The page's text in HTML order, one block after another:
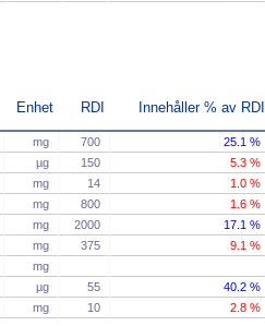
Enhet RDI Innehåller % av RDI
mg 700 25.1 %
µg 150 5.3 %
mg 14 1.0 %
mg 800 1.6 %
mg 2000 17.1 %
mg 375 9.1 %
mg
µg 55 40.2 %
mg 10 2.8 %